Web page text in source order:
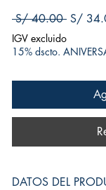
S/ 40.00 Precio
S/
IGV excluido
15% dscto.
DATOS DEL